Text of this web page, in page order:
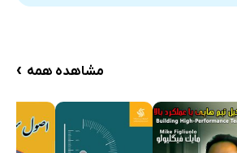
پیشاهنگ انحلال
صنایع ملی ایران
مشاهده همه ›